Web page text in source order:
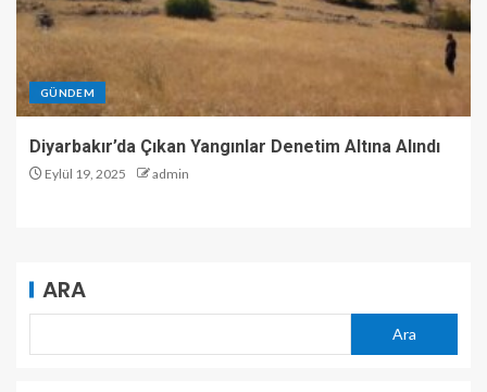
GÜNDEM
Diyarbakır’da Çıkan Yangınlar Denetim Altına Alındı
Eylül 19, 2025 admin
ARA
Ara